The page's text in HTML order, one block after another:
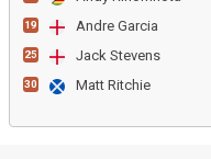
19 Andre Garcia
25 Jack Stevens
30 Matt Ritchie